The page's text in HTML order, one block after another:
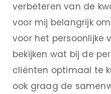
verbeteren van de
voor mij belangrijk
voor het persoonlijke
bekijken wat bij de
cliënten optimaal te
ook graag de